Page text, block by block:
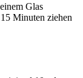
Glas
Minuten ziehen